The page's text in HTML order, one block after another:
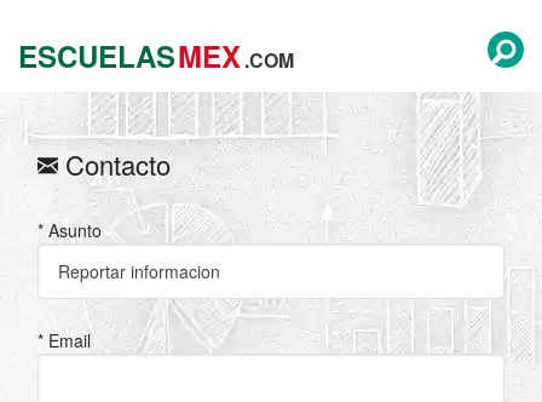
ESCUELASMEX.COM
Contacto
* Asunto
* Email